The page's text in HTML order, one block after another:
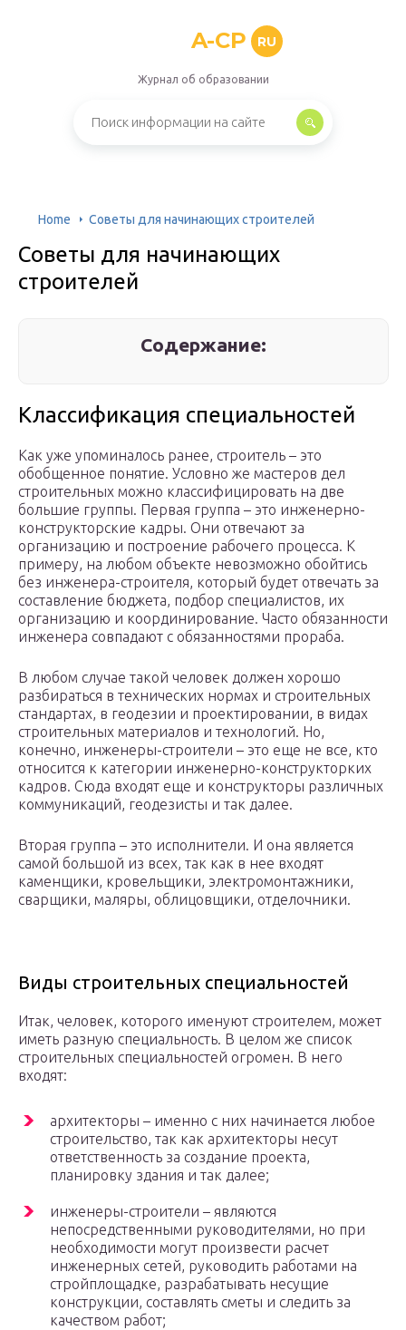
A-CP RU
Журнал об образовании
Home Советы для начинающих строителей
Советы для начинающих
строителей
Содержание:
Классификация специальностей
Как уже упоминалось ранее, строитель – это
обобщенное понятие. Условно же мастеров дел
строительных можно классифицировать на две
большие группы. Первая группа – это инженерно-
конструкторские кадры. Они отвечают за
организацию и построение рабочего процесса. К
примеру, на любом объекте невозможно обойтись
без инженера-строителя, который будет отвечать за
составление бюджета, подбор специалистов, их
организацию и координирование. Часто обязанности
инженера совпадают с обязанностями прораба.
В любом случае такой человек должен хорошо
разбираться в технических нормах и строительных
стандартах, в геодезии и проектировании, в видах
строительных материалов и технологий. Но,
конечно, инженеры-строители – это еще не все, кто
относится к категории инженерно-конструкторких
кадров. Сюда входят еще и конструкторы различных
коммуникаций, геодезисты и так далее.
Вторая группа – это исполнители. И она является
самой большой из всех, так как в нее входят
каменщики, кровельщики, электромонтажники,
сварщики, маляры, облицовщики, отделочники.
Виды строительных специальностей
Итак, человек, которого именуют строителем, может
иметь разную специальность. В целом же список
строительных специальностей огромен. В него
входят:
архитекторы – именно с них начинается любое
строительство, так как архитекторы несут
ответственность за создание проекта,
планировку здания и так далее;
инженеры-строители – являются
непосредственными руководителями, но при
необходимости могут произвести расчет
инженерных сетей, руководить работами на
стройплощадке, разрабатывать несущие
конструкции, составлять сметы и следить за
качеством работ;